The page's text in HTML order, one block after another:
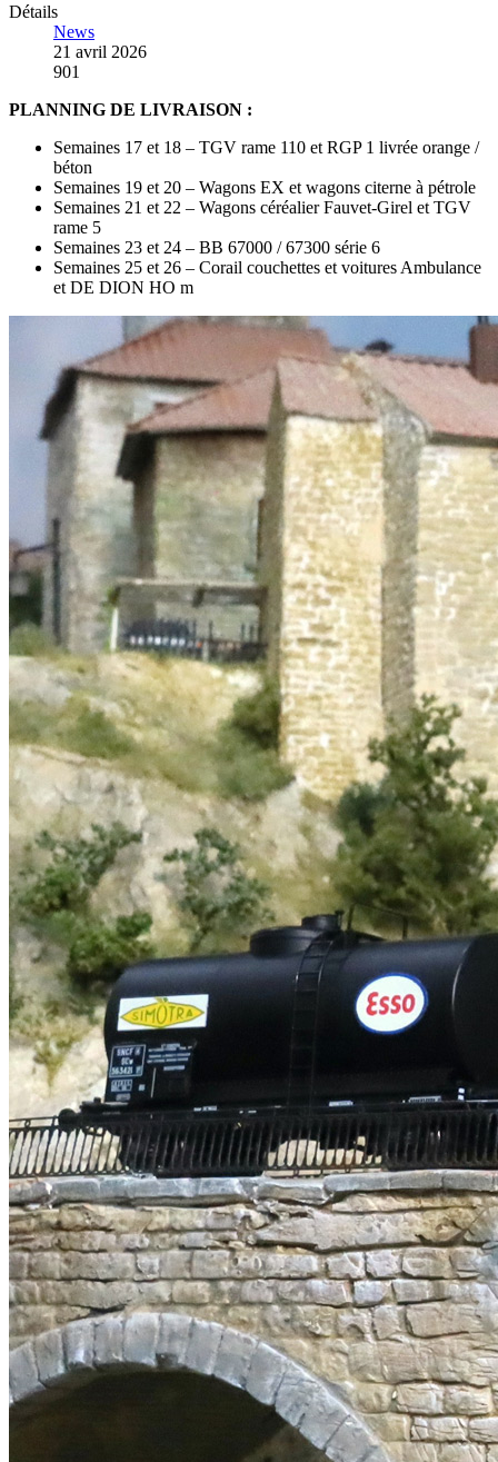
Détails
News
21 avril 2026
901
PLANNING DE LIVRAISON :
Semaines 17 et 18 – TGV rame 110 et RGP 1 livrée orange /
béton
Semaines 19 et 20 – Wagons EX et wagons citerne à pétrole
Semaines 21 et 22 – Wagons céréalier Fauvet-Girel et TGV
rame 5
Semaines 23 et 24 – BB 67000 / 67300 série 6
Semaines 25 et 26 – Corail couchettes et voitures Ambulance
et DE DION HO m